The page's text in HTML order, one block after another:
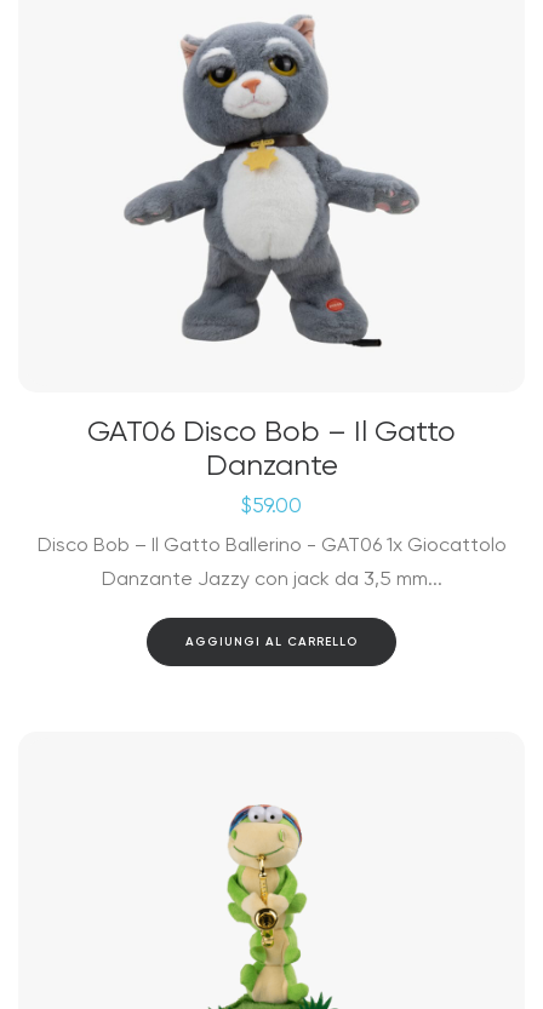
GAT06 Disco Bob – Il Gatto
Danzante
$59.00
Disco Bob – Il Gatto Ballerino - GAT06 1x Giocattolo
Danzante Jazzy con jack da 3,5 mm...
AGGIUNGI AL CARRELLO